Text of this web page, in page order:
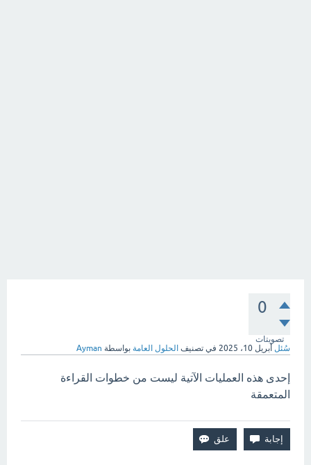
0
تصويتات
سُئل أبريل 10، 2025 في تصنيف الحلول العامة بواسطة Ayman
إحدى هذه العمليات الآتية ليست من خطوات القراءة
المتعمقة